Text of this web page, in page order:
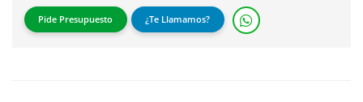
Pide Presupuesto ¿Te Llamamos?